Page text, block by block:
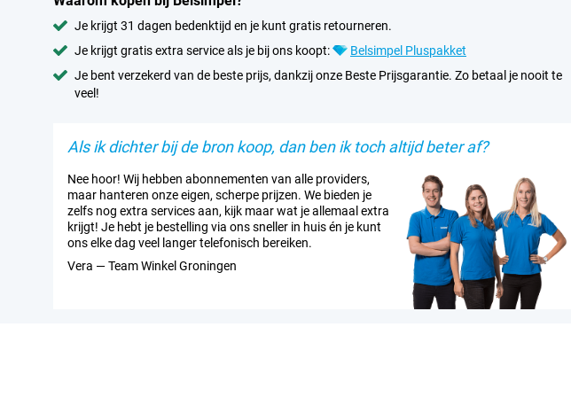
Je krijgt 31 dagen bedenktijd en je kunt gratis retourneren.
Je krijgt gratis extra service als je bij ons koopt:
Belsimpel Pluspakket
Je bent verzekerd van de beste prijs, dankzij onze Beste Prijsgarantie. Zo betaal je nooit te
veel!
Als ik dichter bij de bron koop, dan ben ik toch altijd beter af?
Nee hoor! Wij hebben abonnementen van alle providers,
maar hanteren onze eigen, scherpe prijzen. We bieden je
zelfs nog extra services aan, kijk maar wat je allemaal extra
krijgt! Je hebt je bestelling via ons sneller in huis én je kunt
ons elke dag veel langer telefonisch bereiken.
Vera — Team Winkel Groningen